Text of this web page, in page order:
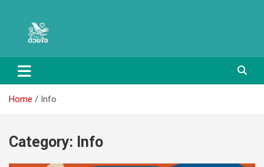
contentDuayjai group – กลุ่มด้วยใจ
Home Info
Category: Info